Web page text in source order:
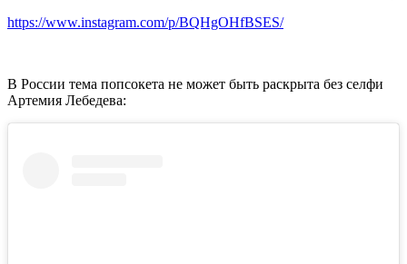
https://www.instagram.com/p/BQHgOHfBSES/
В России тема попсокета не может быть раскрыта без селфи
Артемия Лебедева: